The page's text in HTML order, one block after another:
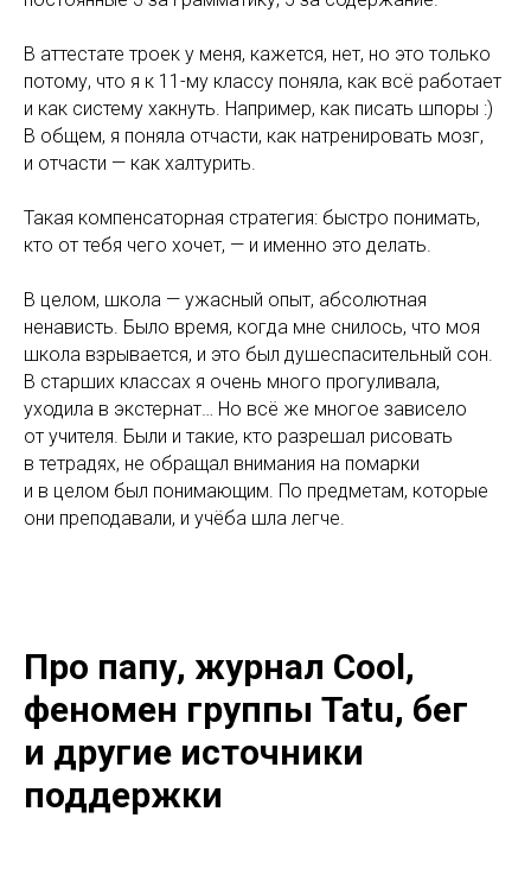
В аттестате троек у меня, кажется, нет, но это только
потому, что я к 11-му классу поняла, как всё работает
и как систему хакнуть. Например, как писать шпоры :)
В общем, я поняла отчасти, как натренировать мозг,
и отчасти — как халтурить.
Такая компенсаторная стратегия: быстро понимать,
кто от тебя чего хочет, — и именно это делать.
В целом, школа — ужасный опыт, абсолютная
ненависть. Было время, когда мне снилось, что моя
школа взрывается, и это был душеспасительный сон.
В старших классах я очень много прогуливала,
уходила в экстернат… Но всё же многое зависело
от учителя. Были и такие, кто разрешал рисовать
в тетрадях, не обращал внимания на помарки
и в целом был понимающим. По предметам, которые
они преподавали, и учёба шла легче.
Про папу, журнал Сool,
феномен группы Tatu, бег
и другие источники
поддержки